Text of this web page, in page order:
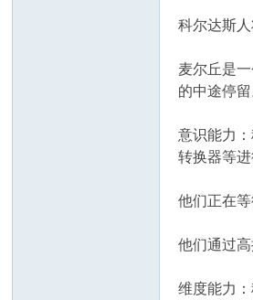
科尔达斯
麦尔丘是
的中途停
意识能力
转换器等进
他们正在
他们通过高
维度能力